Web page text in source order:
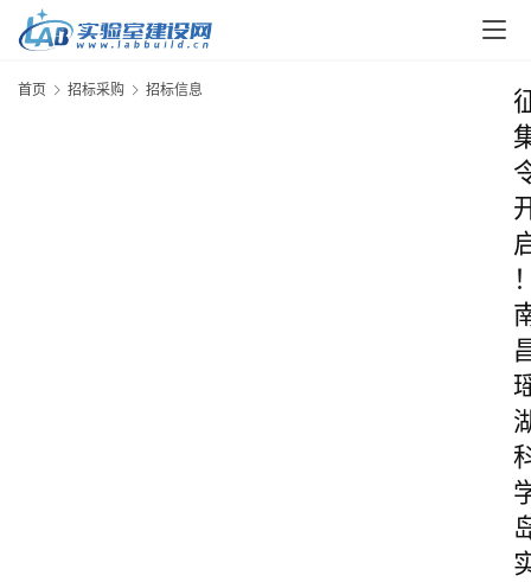
首页 招标采购 招标信息